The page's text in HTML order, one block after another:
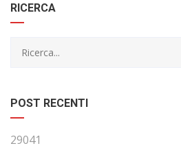
RICERCA
POST RECENTI
29041